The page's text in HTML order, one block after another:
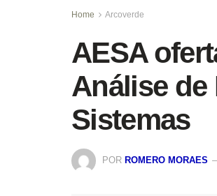
Home Arcoverde
AESA
Análise de
Sistemas
POR ROMERO MORAES